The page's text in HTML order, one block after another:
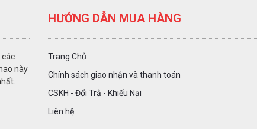
các
này
HƯỚNG DẪN MUA HÀNG
Trang Chủ
Chính sách giao nhận và thanh toán
CSKH - Đổi Trả - Khiếu Nại
Liên hệ